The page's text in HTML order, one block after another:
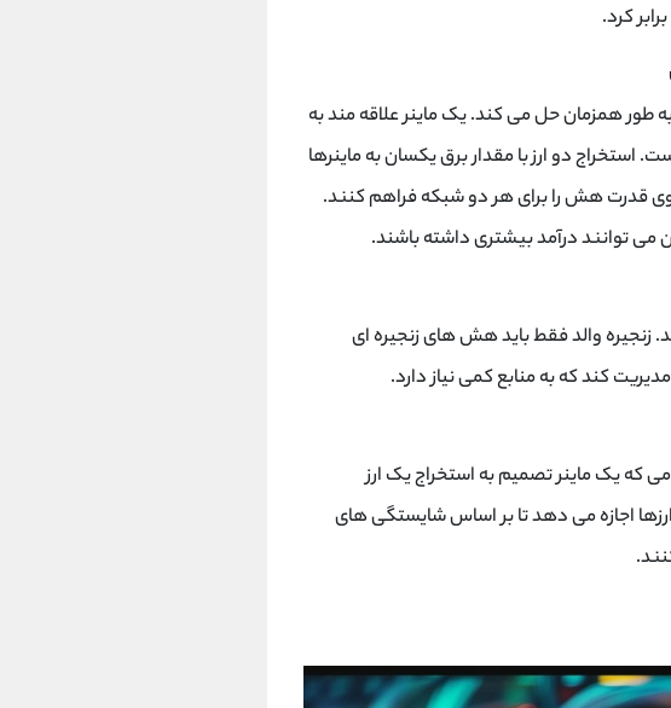
کرد.
طور همزمان حل می کند. یک ماینر علاقه مند به
استخراج دو ارز با مقدار برق یکسان به ماینرها
قدرت هش را برای هر دو شبکه فراهم کنند.
توانند درآمد بیشتری داشته باشند.
زنجیره والد فقط باید هش های زنجیره ای
کند که به منابع کمی نیاز دارد.
که یک ماینر تصمیم به استخراج یک ارز
اجازه می دهد تا بر اساس شایستگی های